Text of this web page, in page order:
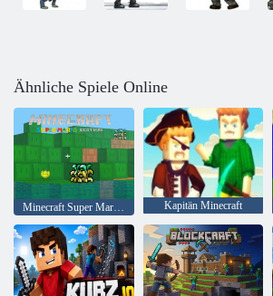
Ähnliche Spiele Online
Minecraft Super Mario Edition Kapitän Minecraft